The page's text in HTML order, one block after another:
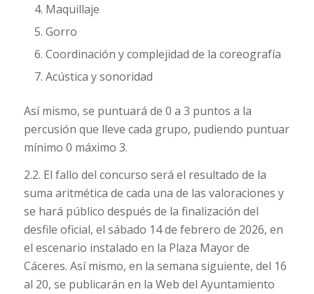
Maquillaje
Gorro
Coordinación y complejidad de la coreografía
Acústica y sonoridad
Así mismo, se puntuará de 0 a 3 puntos a la
percusión que lleve cada grupo, pudiendo puntuar
mínimo 0 máximo 3.
2.2. El fallo del concurso será el resultado de la
suma aritmética de cada una de las valoraciones y
se hará público después de la finalización del
desfile oficial, el sábado 14 de febrero de 2026, en
el escenario instalado en la Plaza Mayor de
Cáceres. Así mismo, en la semana siguiente, del 16
al 20, se publicarán en la Web del Ayuntamiento